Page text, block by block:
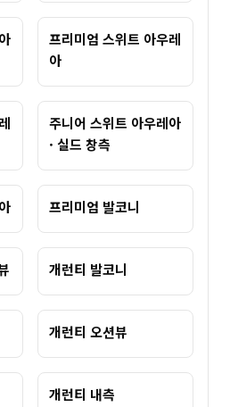
프리미엄 스위트 아우레
아
주니어 스위트 아우레아
· 실드 창측
프리미엄 발코니
개런티 발코니
개런티 오션뷰
개런티 내측